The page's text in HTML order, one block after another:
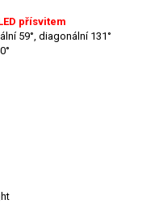
přísvitem
59°, diagonální 131°